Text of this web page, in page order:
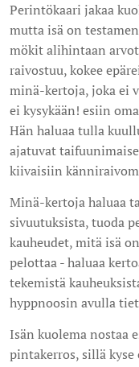
Perintökaari jakaa
mutta isä on
mökit alihintaan
raivostuu, kokee
minä-kertoja, joka ei
ei kysykään! esiin
Hän haluaa tulla
ajatuvat
kiivaisiin
Minä-kertoja haluaa
sivuutuksista, tuoda
kauheudet, mitä isä
pelottaa - haluaa
tekemistä
hyppnoosin avulla
Isän kuolema
pintakerros, sillä